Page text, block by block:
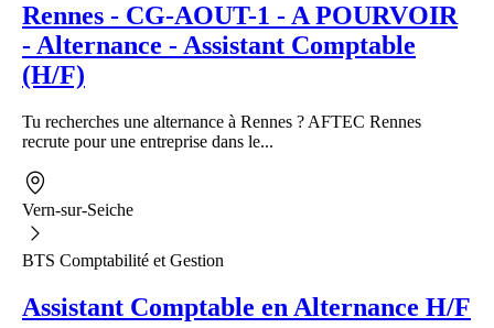
Rennes - CG-AOUT-1 - A POURVOIR
- Alternance - Assistant Comptable
(H/F)
Tu recherches une alternance à Rennes ? AFTEC Rennes
recrute pour une entreprise dans le...
Vern-sur-Seiche
BTS Comptabilité et Gestion
Assistant Comptable en Alternance H/F